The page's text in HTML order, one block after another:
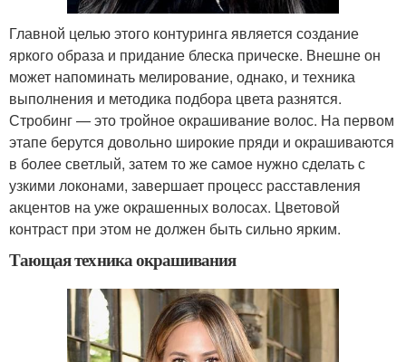
Главной целью этого контуринга является создание
яркого образа и придание блеска прическе. Внешне он
может напоминать мелирование, однако, и техника
выполнения и методика подбора цвета разнятся.
Стробинг — это тройное окрашивание волос. На первом
этапе берутся довольно широкие пряди и окрашиваются
в более светлый, затем то же самое нужно сделать с
узкими локонами, завершает процесс расставления
акцентов на уже окрашенных волосах. Цветовой
контраст при этом не должен быть сильно ярким.
Тающая техника окрашивания